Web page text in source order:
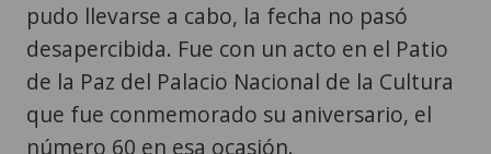
pudo llevarse a cabo, la fecha no pasó
desapercibida. Fue con un acto en el Patio
de la Paz del Palacio Nacional de la Cultura
que fue conmemorado su aniversario, el
número 60 en esa ocasión.